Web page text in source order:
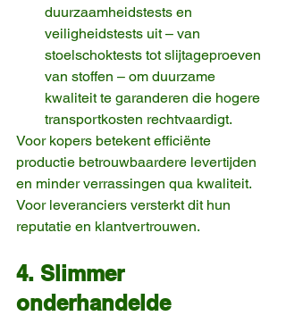
duurzaamheidstests en
veiligheidstests uit – van
stoelschoktests tot slijtageproeven
van stoffen – om duurzame
kwaliteit te garanderen die hogere
transportkosten rechtvaardigt.
Voor kopers betekent efficiënte
productie betrouwbaardere levertijden
en minder verrassingen qua kwaliteit.
Voor leveranciers versterkt dit hun
reputatie en klantvertrouwen.
4. Slimmer
onderhandelde